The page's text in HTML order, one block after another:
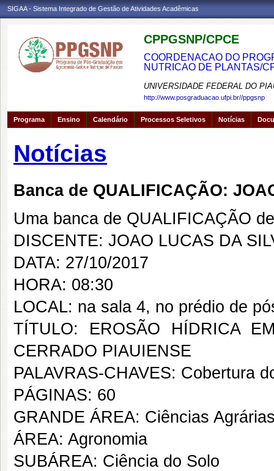
SIGAA - Sistema Integrado de Gestão de Atividades Acadêmicas
CPPGSNP/CPCE
COORDENACAO DO
NUTRICAO DE PLANTAS/
UNIVERSIDADE FEDERAL DO
http://www.posgraduacao.ufpi.br//ppgsnp
Programa Ensino Calendário Processos Seletivos Notícias
Notícias
Banca de QUALIFICAÇÃO:
Uma banca de QUALIFICAÇÃO
DISCENTE: JOAO LUCAS DA
DATA: 27/10/2017
HORA: 08:30
LOCAL: na sala 4, no prédio de
TÍTULO: EROSÃO HÍDRICA
CERRADO PIAUIENSE
PALAVRAS-CHAVES: Cobertura
PÁGINAS: 60
GRANDE ÁREA: Ciências
ÁREA: Agronomia
SUBÁREA: Ciência do Solo